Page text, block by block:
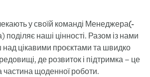
у своїй команді Менеджера(-
поділяє наші цінності. Разом із нами
цікавими проєктами та швидко
де розвиток і підтримка – це
частина щоденної роботи.